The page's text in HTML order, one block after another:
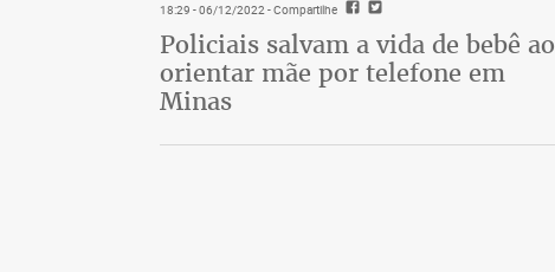
18:29 - 06/12/2022- Compartilhe
Policiais salvam a vida de bebê ao
orientar mãe por telefone em
Minas